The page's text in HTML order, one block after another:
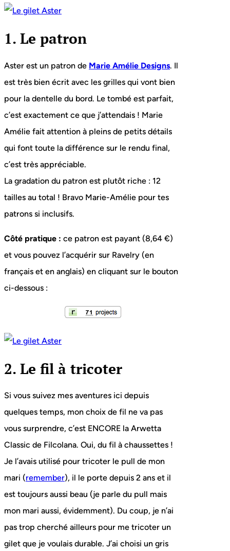
1. Le patron
Aster est un patron de Marie Amélie Designs. Il
est très bien écrit avec les grilles qui vont bien
pour la dentelle du bord. Le tombé est parfait,
c’est exactement ce que j’attendais ! Marie
Amélie fait attention à pleins de petits détails
qui font toute la différence sur le rendu final,
c’est très appréciable.
La gradation du patron est plutôt riche : 12
tailles au total ! Bravo Marie-Amélie pour tes
patrons si inclusifs.
Côté pratique : ce patron est payant (8,64 €)
et vous pouvez l’acquérir sur Ravelry (en
français et en anglais) en cliquant sur le bouton
ci-dessous :
2. Le fil à tricoter
Si vous suivez mes aventures ici depuis
quelques temps, mon choix de fil ne va pas
vous surprendre, c’est ENCORE la Arwetta
Classic de Filcolana. Oui, du fil à chaussettes !
Je l’avais utilisé pour tricoter le pull de mon
mari (remember), il le porte depuis 2 ans et il
est toujours aussi beau (je parle du pull mais
mon mari aussi, évidemment). Du coup, je n’ai
pas trop cherché ailleurs pour me tricoter un
gilet que je voulais durable. J’ai choisi un gris